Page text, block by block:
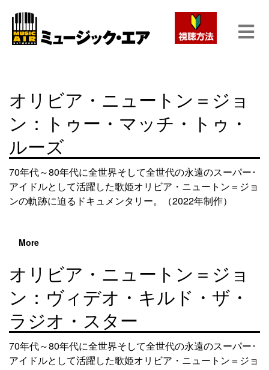
オリビア・ニュートン＝ジョ
ン：トゥー・マッチ・トゥ・
ルーズ
70年代～80年代に全世界そして全世代の永遠のスーパー･
アイドルとして活躍した歌姫オリビア・ニュートン＝ジョ
ンの軌跡に迫るドキュメンタリー。（2022年制作）
More
オリビア・ニュートン＝ジョ
ン：ヴィデオ・キルド・ザ・
ラジオ・スター
70年代～80年代に全世界そして全世代の永遠のスーパー･
アイドルとして活躍した歌姫オリビア・ニュートン＝ジョ